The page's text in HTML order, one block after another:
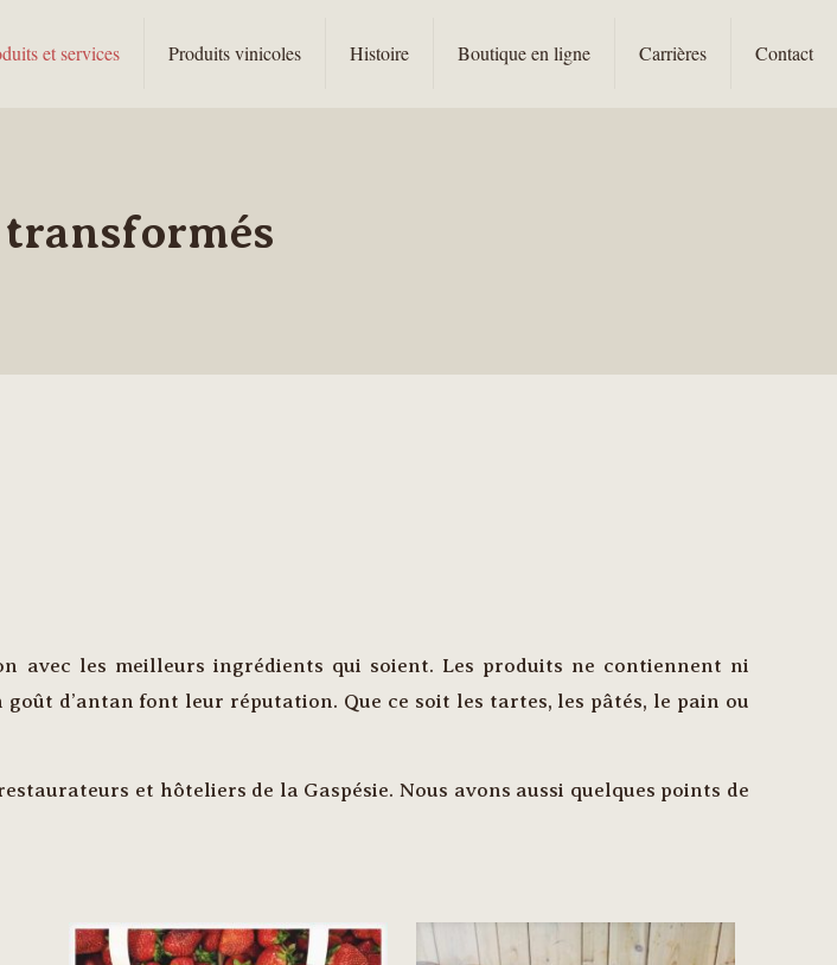
et services Produits vinicoles Histoire Boutique en ligne Carrières Contact
avec les meilleurs ingrédients qui soient. Les produits ne contiennent ni
d’antan font leur réputation. Que ce soit les tartes, les pâtés, le pain ou
et hôteliers de la Gaspésie. Nous avons aussi quelques points de